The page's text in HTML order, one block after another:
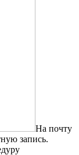
На почту
запись.